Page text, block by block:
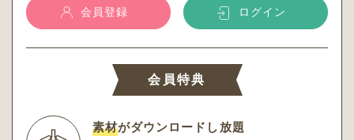
会員登録 ログイン
会員特典
素材がダウンロードし放題